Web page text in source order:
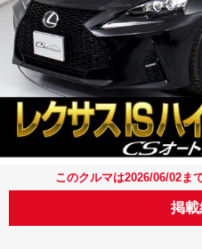
このクルマは2026/06/02ま
掲載